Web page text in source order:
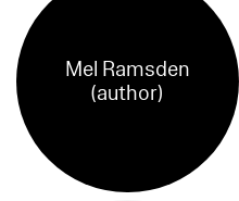
Mel Ramsden
(author)